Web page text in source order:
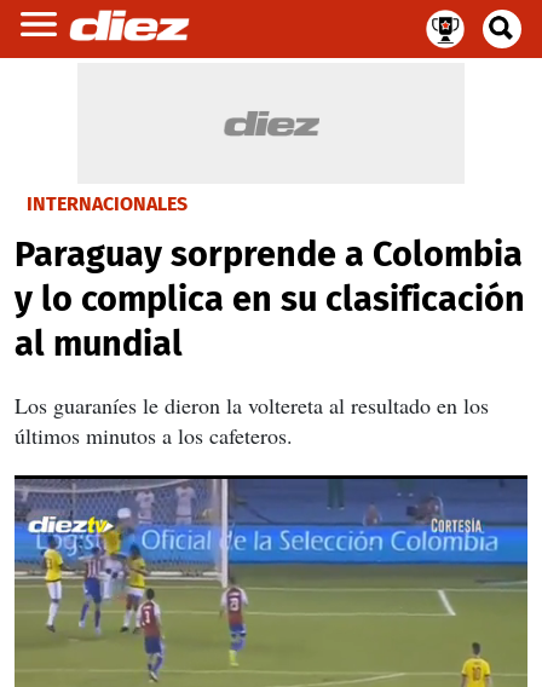
INTERNACIONALES
Paraguay sorprende a Colombia
y lo complica en su clasificación
al mundial
Los guaraníes le dieron la voltereta al resultado en los
últimos minutos a los cafeteros.